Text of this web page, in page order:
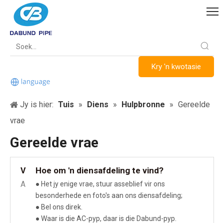
Kry 'n kwotasie
Jy is hier: Tuis » Diens » Hulpbronne » Gereelde
vrae
Gereelde vrae
V Hoe om 'n diensafdeling te vind?
A
● Het jy enige vrae, stuur asseblief vir ons
besonderhede en foto's aan ons diensafdeling;
● Bel ons direk.
● Waar is die AC-pyp, daar is die Dabund-pyp.